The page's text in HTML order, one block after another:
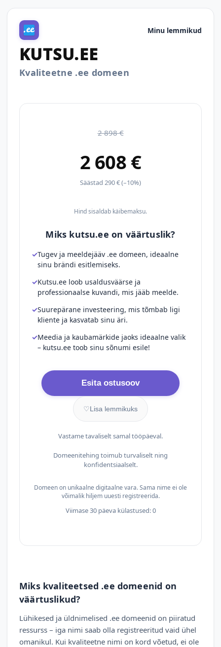
Minu lemmikud
KUTSU.EE
Kvaliteetne .ee domeen
2 898 €
2 608 €
Säästad 290 € (–10%)
Hind sisaldab käibemaksu.
Miks kutsu.ee on väärtuslik?
Tugev ja meeldejääv .ee domeen, ideaalne
sinu brändi esitlemiseks.
Kutsu.ee loob usaldusväärse ja
professionaalse kuvandi, mis jääb meelde.
Suurepärane investeering, mis tõmbab ligi
kliente ja kasvatab sinu äri.
Meedia ja kaubamärkide jaoks ideaalne valik
– kutsu.ee toob sinu sõnumi esile!
Esita ostusoov
♡Lisa lemmikuks
Vastame tavaliselt samal tööpäeval.
Domeenitehing toimub turvaliselt ning
konfidentsiaalselt.
Domeen on unikaalne digitaalne vara. Sama nime ei ole
võimalik hiljem uuesti registreerida.
Viimase 30 päeva külastused: 0
Miks kvaliteetsed .ee domeenid on
väärtuslikud?
Lühikesed ja üldnimelised .ee domeenid on piiratud
ressurss – iga nimi saab olla registreeritud vaid ühel
omanikul. Kui kvaliteetne nimi on kord võetud, ei ole